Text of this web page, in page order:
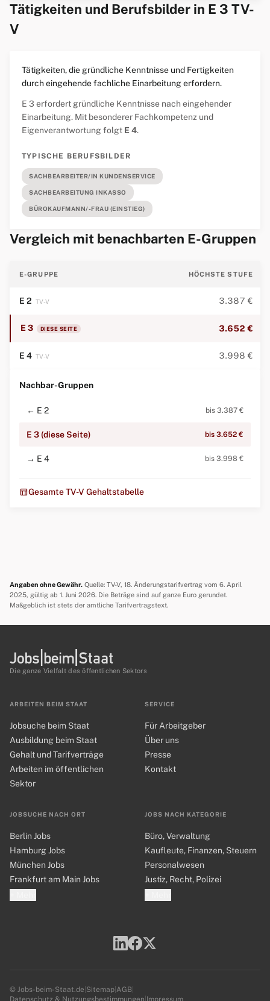
Tätigkeiten und Berufsbilder in E 3 TV-
V
Tätigkeiten, die gründliche Kenntnisse und Fertigkeiten
durch eingehende fachliche Einarbeitung erfordern.
E 3 erfordert gründliche Kenntnisse nach eingehender
Einarbeitung. Mit besonderer Fachkompetenz und
Eigenverantwortung folgt E 4.
TYPISCHE BERUFSBILDER
SACHBEARBEITER/IN KUNDENSERVICE
SACHBEARBEITUNG INKASSO
BÜROKAUFMANN/-FRAU (EINSTIEG)
Vergleich mit benachbarten E-Gruppen
E-GRUPPE HÖCHSTE STUFE
E 2 TV-V 3.387 €
E 3 DIESE SEITE 3.652 €
E 4 TV-V 3.998 €
Nachbar-Gruppen
← E 2 bis 3.387 €
E 3 (diese Seite) bis 3.652 €
→ E 4 bis 3.998 €
table_chartGesamte TV-V Gehaltstabelle
Angaben ohne Gewähr. Quelle: TV-V, 18. Änderungstarifvertrag vom 6. April
2025, gültig ab 1. Juni 2026. Die Beträge sind auf ganze Euro gerundet.
Maßgeblich ist stets der amtliche Tarifvertragstext.
Die ganze Vielfalt des öffentlichen Sektors
ARBEITEN BEIM STAAT
Jobsuche beim Staat
Ausbildung beim Staat
Gehalt und Tarifverträge
Arbeiten im öffentlichen
Sektor
JOBSUCHE NACH ORT
Berlin Jobs
Hamburg Jobs
München Jobs
Frankfurt am Main Jobs
JOBS NACH KATEGORIE
Büro, Verwaltung
Kaufleute, Finanzen, Steuern
Personalwesen
Justiz, Recht, Polizei
SERVICE
Für Arbeitgeber
Über uns
Presse
Kontakt
© Jobs-beim-Staat.de Sitemap AGB
Datenschutz & Nutzungsbestimmungen Impressum